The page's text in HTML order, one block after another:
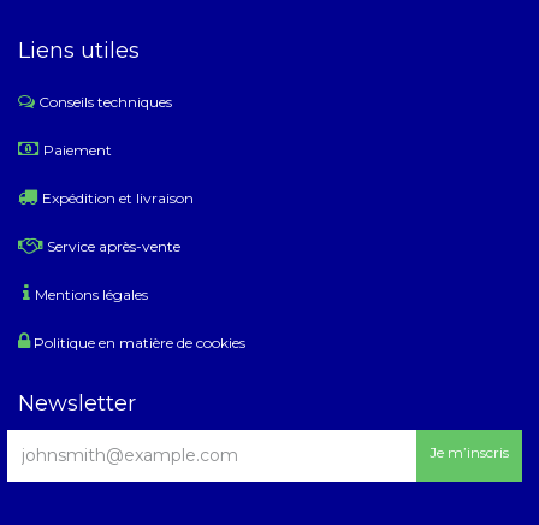
Liens utiles
Conseils techniques
​ Paiement
Expédition et livraison
Service après-vente
Mentions légales
Politique en matière de cookies
Newsletter
Je m’inscris